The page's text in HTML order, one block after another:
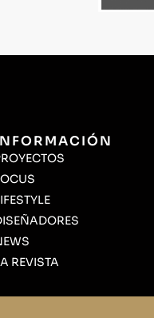
REVISTA